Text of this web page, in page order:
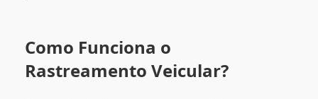
Como Funciona o
Rastreamento Veicular?